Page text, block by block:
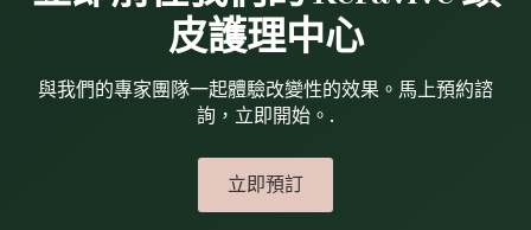
皮護理中心
與我們的專家團隊一起體驗改變性的效果。馬上預約諮
詢，立即開始。.
立即預訂